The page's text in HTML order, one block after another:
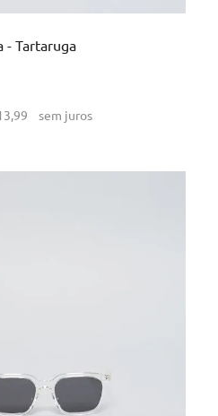
- Tartaruga
,99 sem juros